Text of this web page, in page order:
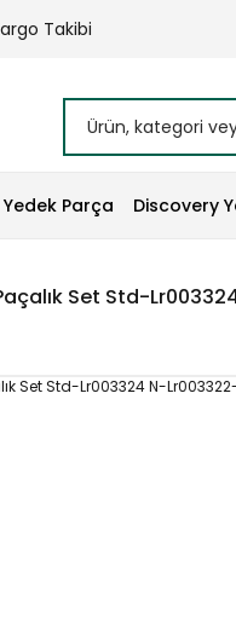
Takibi
Parça Discovery
Set Std-